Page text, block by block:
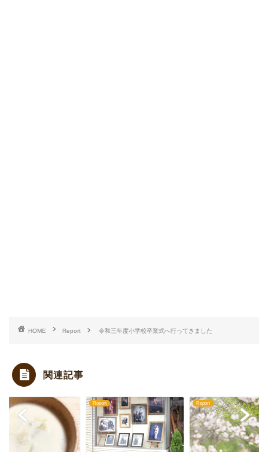
HOME Report 令和三年度小学校卒業式へ行ってきました
関連記事
Report Report